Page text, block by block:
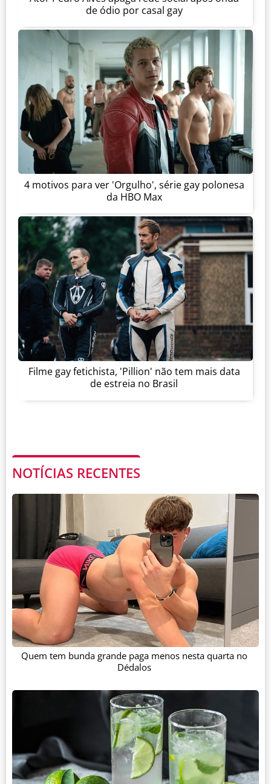
de ódio por casal gay
4 motivos para ver 'Orgulho', série gay polonesa
da HBO Max
Filme gay fetichista, 'Pillion' não tem mais data
de estreia no Brasil
NOTÍCIAS RECENTES
Quem tem bunda grande paga menos nesta quarta no
Dédalos